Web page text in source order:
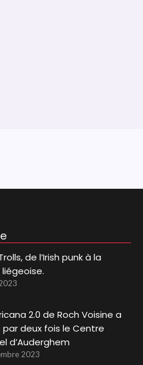
de l’Irish punk à la
2.0 de Roch Voisine a
deux fois le Centre
d’Auderghem
2023